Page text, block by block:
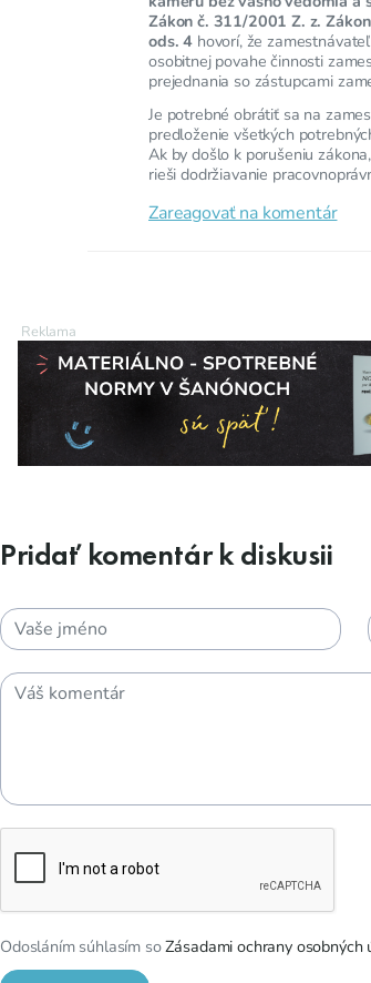
Zákon č. 311/2001 Z. z.
ods. 4 hovorí, že
osobitnej povahe činnosti
prejednania so zástupcami
Je potrebné obrátiť sa na
predloženie všetkých
Ak by došlo k porušeniu
rieši dodržiavanie
Zareagovať na komentár
Pridať komentár k diskusii
Odosláním súhlasím soZásadami ochrany osobných